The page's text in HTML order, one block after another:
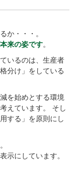
か・・・。
来の姿です。
いるのは、生産者
分け」をしている
を始めとする環境
えています。 そし
する」を原則にし
示にしています。